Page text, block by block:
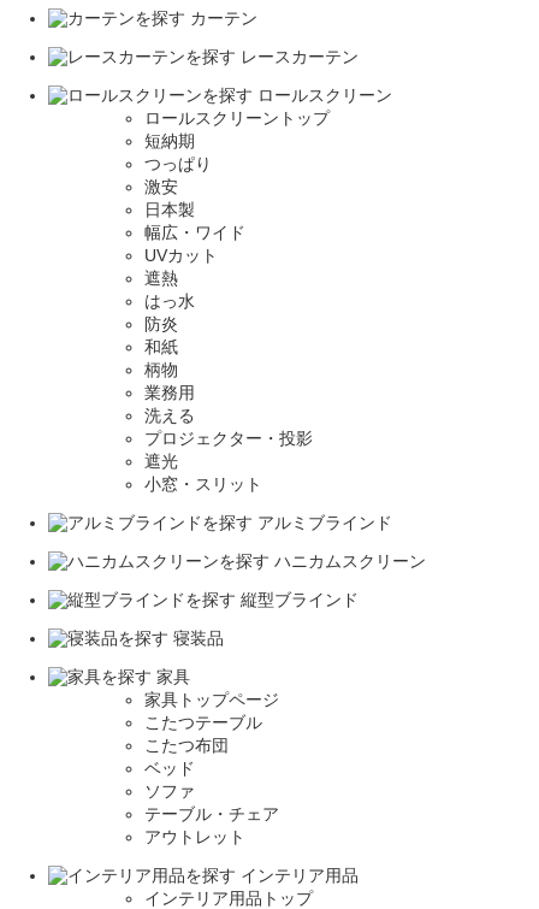
カーテン
レースカーテン
ロールスクリーン
ロールスクリーントップ
短納期
つっぱり
激安
日本製
幅広・ワイド
UVカット
遮熱
はっ水
防炎
和紙
柄物
業務用
洗える
プロジェクター・投影
遮光
小窓・スリット
アルミブラインド
ハニカムスクリーン
縦型ブラインド
寝装品
家具
家具トップページ
こたつテーブル
こたつ布団
ベッド
ソファ
テーブル・チェア
アウトレット
インテリア用品
インテリア用品トップ